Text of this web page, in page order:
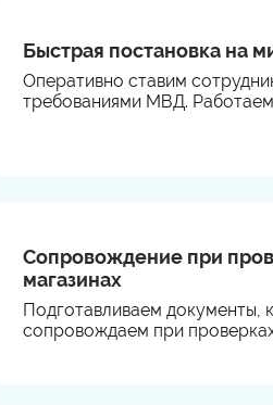
Быстрая постановка на
Оперативно ставим
требованиями МВД.
Сопровождение при
магазинах
Подготавливаем документы,
сопровождаем при